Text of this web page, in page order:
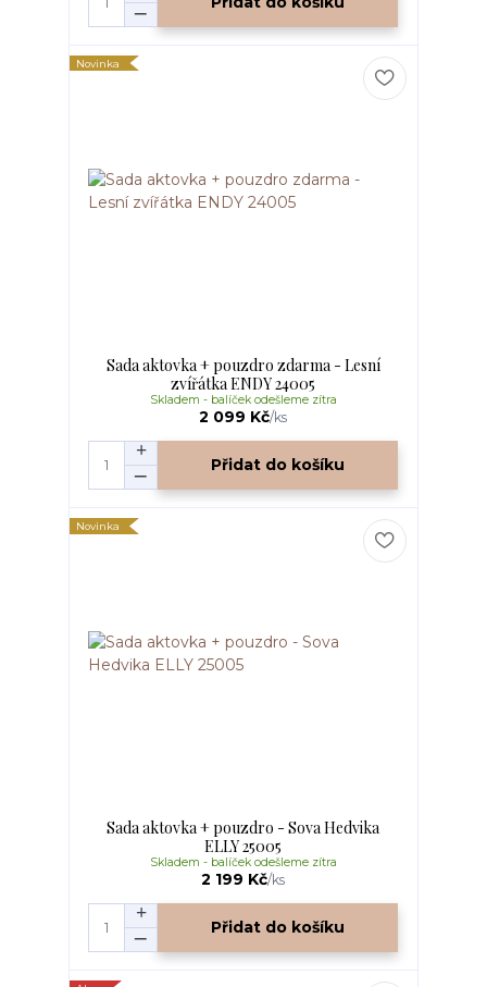
Novinka
Sada aktovka + pouzdro zdarma - Lesní
zvířátka ENDY 24005
2 099 Kč/ks
Skladem - balíček odešleme zítra
Přidat do košíku
Novinka
Sada aktovka + pouzdro - Sova Hedvika
ELLY 25005
2 199 Kč/ks
Skladem - balíček odešleme zítra
Přidat do košíku